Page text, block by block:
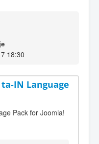
18:30
IN Language
Pack for Joomla!